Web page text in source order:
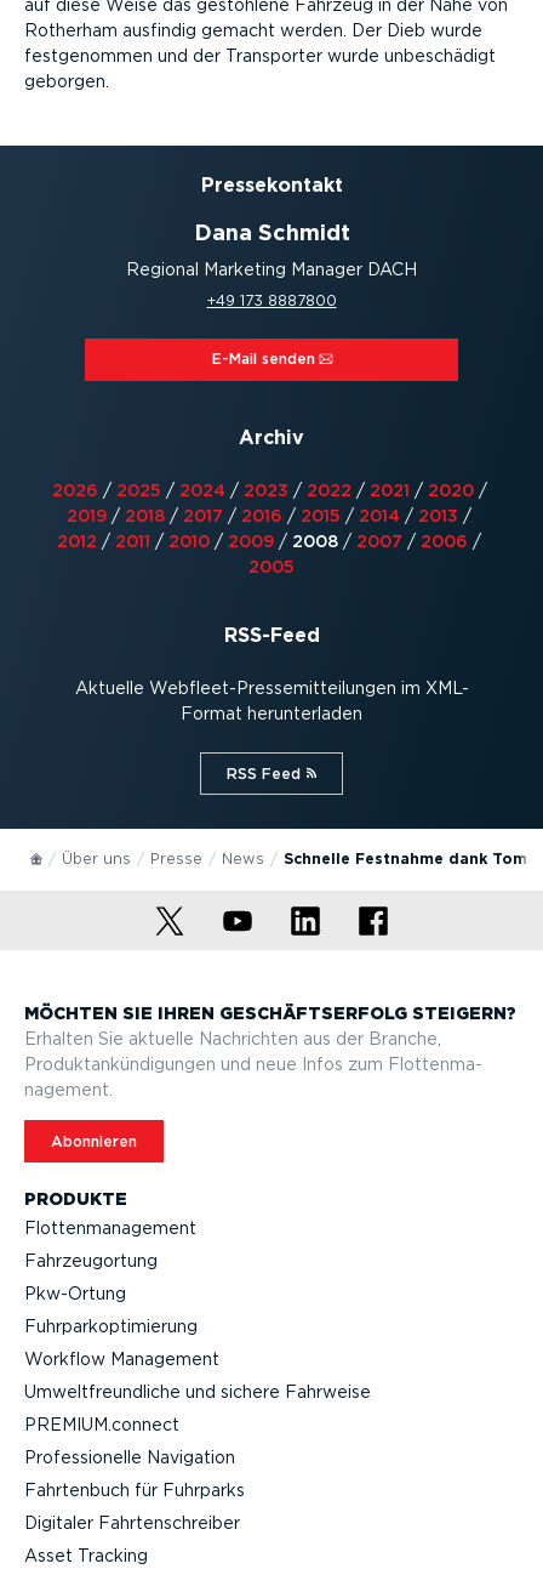
auf diese Weise das gestohlene Fahrzeug in der Nähe von
Rotherham ausfindig gemacht werden. Der Dieb wurde
festgenommen und der Transporter wurde unbeschädigt
geborgen.
Presse­kontakt
Dana Schmidt
Regional Marketing Manager DACH
+49 173 8887800
E-Mail senden⁠
Archiv
2026 / 2025 / 2024 / 2023 / 2022 / 2021 / 2020/
2019 / 2018 / 2017 / 2016 / 2015 / 2014 / 2013 /
2012 / 2011 / 2010 / 2009 / 2008 / 2007 / 2006 /
2005
RSS-Feed
Aktuelle Webfleet-Pres­se­mit­tei­lungen im XML-
Format herun­ter­laden
RSS Feed⁠
Über uns Presse News Schnelle Festnahme dank
PRODUKTE
Flotten­ma­nagement
Fahrzeu­g­ortung
Pkw-Ortung
Fuhrpar­k­op­ti­mierung
Workflow Management
Umwelt­freund­liche und sichere Fahrweise
PREMIUM.connect
Profes­sio­nelle Navigation
Fahrtenbuch für Fuhrparks
Digitaler Fahrten­schreiber
Asset Tracking
MÖCHTEN SIE IHREN GESCHÄFTS­ERFOLG STEIGERN?
Erhalten Sie aktuelle Nachrichten aus der Branche,
Produktan­kün­di­gungen und neue Infos zum Flotten­ma­
nagement.
Abonnieren